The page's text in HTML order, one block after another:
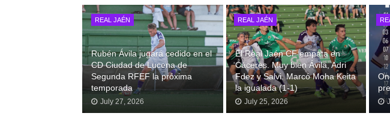
REAL JAÉN
Rubén Ávila jugará cedido en el
CD Ciudad de Lucena de
Segunda RFEF la próxima
temporada
July 27, 2026
REAL JAÉN
El Real Jaén CF empata en
Cáceres. Muy bien Ávila, Adri
Fdez y Salvi. Marcó Moha Keita
la igualada (1-1)
July 25, 2026